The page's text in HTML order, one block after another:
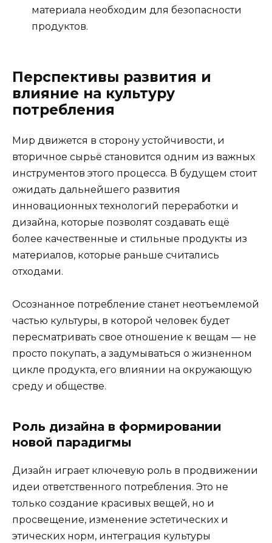
материала необходим для безопасности
продуктов.
Перспективы развития и
влияние на культуру
потребления
Мир движется в сторону устойчивости, и
вторичное сырьё становится одним из важных
инструментов этого процесса. В будущем стоит
ожидать дальнейшего развития
инновационных технологий переработки и
дизайна, которые позволят создавать ещё
более качественные и стильные продукты из
материалов, которые раньше считались
отходами.
Осознанное потребление станет неотъемлемой
частью культуры, в которой человек будет
пересматривать свое отношение к вещам — не
просто покупать, а задумываться о жизненном
цикле продукта, его влиянии на окружающую
среду и обществе.
Роль дизайна в формировании
новой парадигмы
Дизайн играет ключевую роль в продвижении
идеи ответственного потребления. Это не
только создание красивых вещей, но и
просвещение, изменение эстетических и
этических норм, интеграция культуры